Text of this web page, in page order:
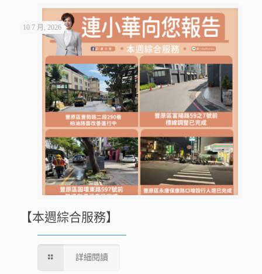
10 7 月, 2026
【本週綜合服務】
詳細閱讀